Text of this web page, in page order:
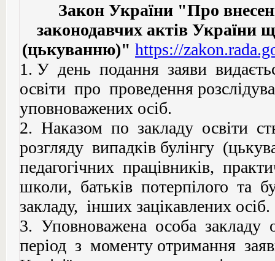
Закон України "Про
законодавчих актів України
(цькуванню)" https://
1. У день подання заяви
освіти про проведення
уповноважених осіб.
2. Наказом по закладу освіти
розгляду випадків булінгу
педагогічних працівників,
школи, батьків потерпілого та
закладу, інших зацікавлених осіб.
3. Уповноважена особа закладу
період з моменту отримання